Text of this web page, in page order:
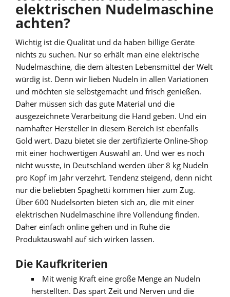
elektrischen Nudelmaschine
achten?
Wichtig ist die Qualität und da haben billige Geräte
nichts zu suchen. Nur so erhält man eine elektrische
Nudelmaschine, die dem ältesten Lebensmittel der Welt
würdig ist. Denn wir lieben Nudeln in allen Variationen
und möchten sie selbstgemacht und frisch genießen.
Daher müssen sich das gute Material und die
ausgezeichnete Verarbeitung die Hand geben. Und ein
namhafter Hersteller in diesem Bereich ist ebenfalls
Gold wert. Dazu bietet sie der zertifizierte Online-Shop
mit einer hochwertigen Auswahl an. Und wer es noch
nicht wusste, in Deutschland werden über 8 kg Nudeln
pro Kopf im Jahr verzehrt. Tendenz steigend, denn nicht
nur die beliebten Spaghetti kommen hier zum Zug.
Über 600 Nudelsorten bieten sich an, die mit einer
elektrischen Nudelmaschine ihre Vollendung finden.
Daher einfach online gehen und in Ruhe die
Produktauswahl auf sich wirken lassen.
Die Kaufkriterien
Mit wenig Kraft eine große Menge an Nudeln
herstellten. Das spart Zeit und Nerven und die